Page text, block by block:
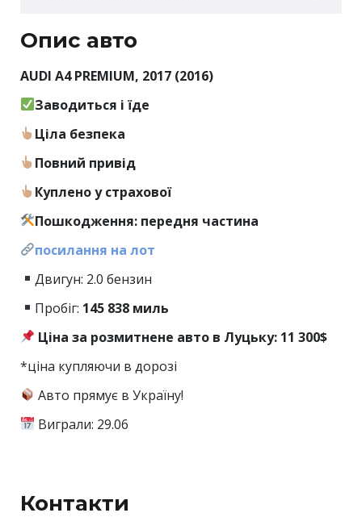
Опис авто
AUDI A4 PREMIUM, 2017 (2016)
Заводиться і їде
Ціла безпека
Повний привід
Куплено у страхової
Пошкодження: передня частина
посилання на лот
Двигун: 2.0 бензин
Пробіг: 145 838 миль
Ціна за розмитнене авто в Луцьку: 11 300$
*ціна купляючи в дорозі
Авто прямує в Україну!
Виграли: 29.06
Контакти